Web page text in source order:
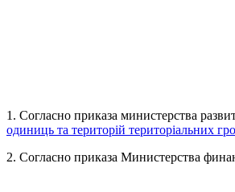
1. Согласно приказа министерства
одиниць та територій територіальних
2. Согласно приказа Министерства